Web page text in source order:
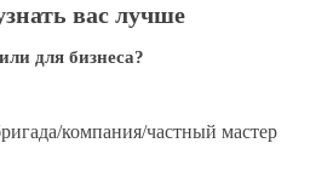
вас лучше
для бизнеса?
компания/частный мастер